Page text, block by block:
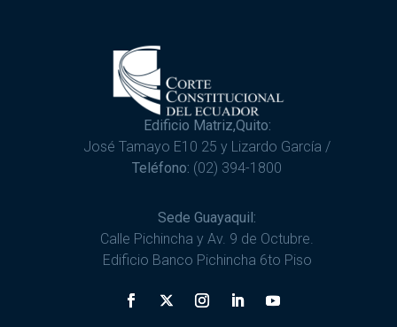
Edificio Matriz,Quito:
José Tamayo E10 25 y Lizardo García /
Teléfono: (02) 394-1800
Sede Guayaquil:
Calle Pichincha y Av. 9 de Octubre.
Edificio Banco Pichincha 6to Piso